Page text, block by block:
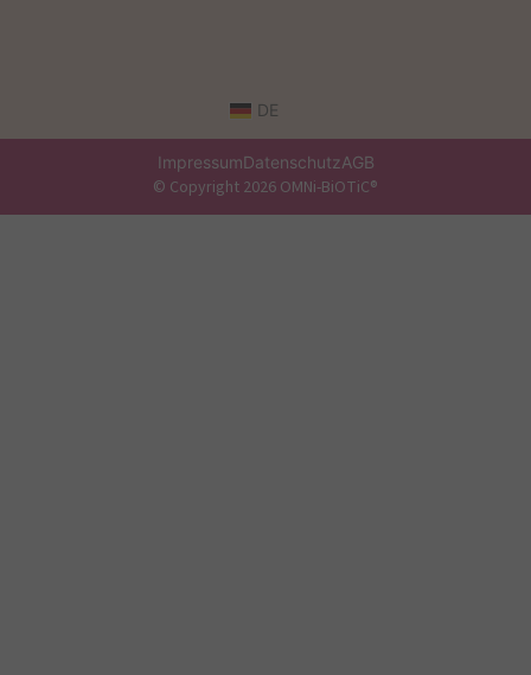
DE
ImpressumDatenschutzAGB
© Copyright 2026 OMNi-BiOTiC®